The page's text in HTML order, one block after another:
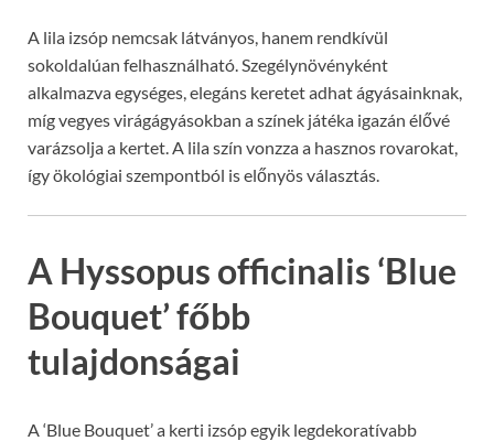
A lila izsóp nemcsak látványos, hanem rendkívül
sokoldalúan felhasználható. Szegélynövényként
alkalmazva egységes, elegáns keretet adhat ágyásainknak,
míg vegyes virágágyásokban a színek játéka igazán élővé
varázsolja a kertet. A lila szín vonzza a hasznos rovarokat,
így ökológiai szempontból is előnyös választás.
A Hyssopus officinalis ‘Blue
Bouquet’ főbb
tulajdonságai
A ‘Blue Bouquet’ a kerti izsóp egyik legdekoratívabb